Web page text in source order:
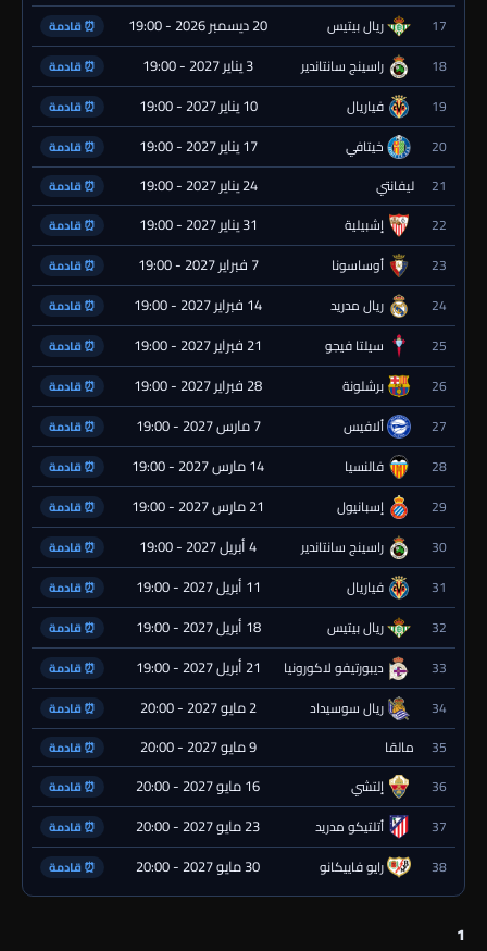
17 ريال بيتيس 20 ديسمبر 2026 - 19:00 ⏰ قادمة
18 راسينج سانتاندير 3 يناير 2027 - 19:00 ⏰ قادمة
19 فياريال 10 يناير 2027 - 19:00 ⏰ قادمة
20 خيتافي 17 يناير 2027 - 19:00 ⏰ قادمة
21 ليفانتي 24 يناير 2027 - 19:00 ⏰ قادمة
22 إشبيلية 31 يناير 2027 - 19:00 ⏰ قادمة
23 أوساسونا 7 فبراير 2027 - 19:00 ⏰ قادمة
24 ريال مدريد 14 فبراير 2027 - 19:00 ⏰ قادمة
25 سيلتا فيجو 21 فبراير 2027 - 19:00 ⏰ قادمة
26 برشلونة 28 فبراير 2027 - 19:00 ⏰ قادمة
27 ألافيس 7 مارس 2027 - 19:00 ⏰ قادمة
28 فالنسيا 14 مارس 2027 - 19:00 ⏰ قادمة
29 إسبانيول 21 مارس 2027 - 19:00 ⏰ قادمة
30 راسينج سانتاندير 4 أبريل 2027 - 19:00 ⏰ قادمة
31 فياريال 11 أبريل 2027 - 19:00 ⏰ قادمة
32 ريال بيتيس 18 أبريل 2027 - 19:00 ⏰ قادمة
33 ديبورتيفو لاكورونيا 21 أبريل 2027 - 19:00 ⏰ قادمة
34 ريال سوسيداد 2 مايو 2027 - 20:00 ⏰ قادمة
35 مالقا 9 مايو 2027 - 20:00 ⏰ قادمة
36 إلتشي 16 مايو 2027 - 20:00 ⏰ قادمة
37 أتلتيكو مدريد 23 مايو 2027 - 20:00 ⏰ قادمة
38 رايو فاييكانو 30 مايو 2027 - 20:00 ⏰ قادمة
1